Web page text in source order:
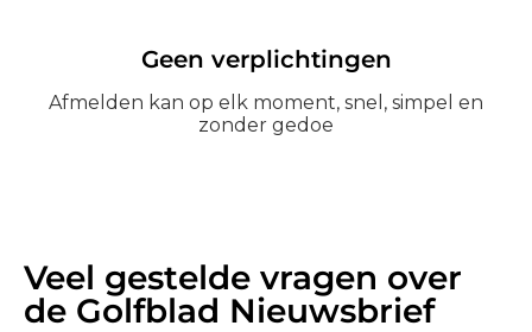
Geen verplichtingen
Afmelden kan op elk moment, snel, simpel en
zonder gedoe
Veel gestelde vragen over
de Golfblad Nieuwsbrief